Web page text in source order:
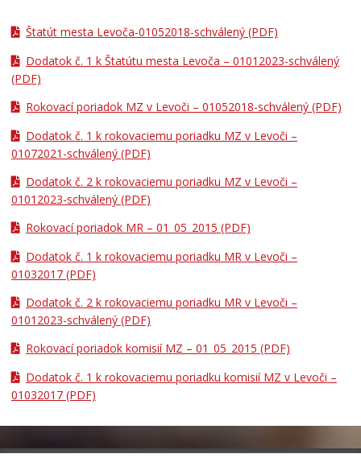
Mestské zastupiteľstvo
Verejné obstarávania
VOĽBY
DOKUMENTY MESTA
Všeobecne záväzné nariadenia
Územné plánovanie
Tlačové správy
Rozpočet mesta
Hospodárenie mesta
Transparentné mesto
Program hospodárskeho a sociálneho rozvoja mesta
Levoča
Stratégia cestovného ruchu v okrese Levoča 2021 – 2027
Priemyselná zóna
Oznámenia funkcií, zamestnaní, činností a majetkových
pomerov verejného funkcionára
Štatút mesta Levoča-01052018-schválený (PDF)
Dodatok č. 1 k Štatútu mesta Levoča – 01012023-schválený
(PDF)
Rokovací poriadok MZ v Levoči – 01052018-schválený (PDF)
Dodatok č. 1 k rokovaciemu poriadku MZ v Levoči –
01072021-schválený (PDF)
Dodatok č. 2 k rokovaciemu poriadku MZ v Levoči –
01012023-schválený (PDF)
Rokovací poriadok MR – 01_05_2015 (PDF)
Dodatok č. 1 k rokovaciemu poriadku MR v Levoči –
01032017 (PDF)
Dodatok č. 2 k rokovaciemu poriadku MR v Levoči –
01012023-schválený (PDF)
Rokovací poriadok komisií MZ – 01_05_2015 (PDF)
Dodatok č. 1 k rokovaciemu poriadku komisií MZ v Levoči –
01032017 (PDF)